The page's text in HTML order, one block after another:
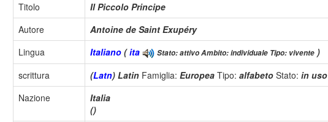
Titolo
Il Piccolo Principe
Autore
Antoine de Saint Exupéry
Lingua
Italiano (ita Stato: attivo Ambito: individuale Tipo: vivente )
scrittura
(Latn) Latin Famiglia: Europea Tipo: alfabeto Stato: in uso
Nazione
Italia
()